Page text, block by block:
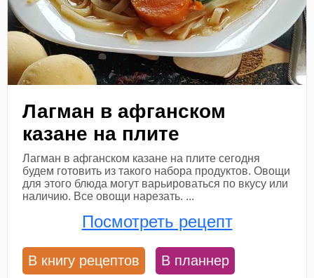
Лагман в афганском
казане на плите
Лагман в афганском казане на плите сегодня
будем готовить из такого набора продуктов. Овощи
для этого блюда могут варьироваться по вкусу или
наличию. Все овощи нарезать. ...
Посмотреть рецепт
В книгу рецептов В планнер